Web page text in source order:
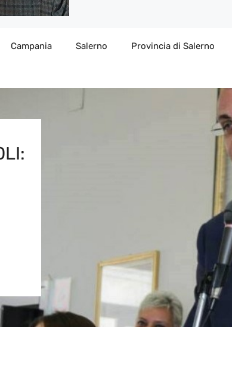
Campania Salerno Provincia di Salerno